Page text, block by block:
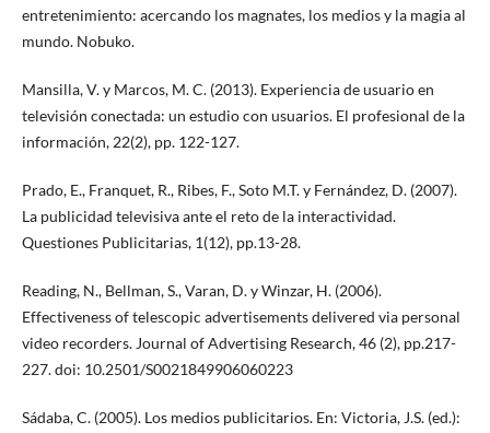
entretenimiento: acercando los magnates, los medios y la magia al
mundo. Nobuko.
Mansilla, V. y Marcos, M. C. (2013). Experiencia de usuario en
televisión conectada: un estudio con usuarios. El profesional de la
información, 22(2), pp. 122-127.
Prado, E., Franquet, R., Ribes, F., Soto M.T. y Fernández, D. (2007).
La publicidad televisiva ante el reto de la interactividad.
Questiones Publicitarias, 1(12), pp.13-28.
Reading, N., Bellman, S., Varan, D. y Winzar, H. (2006).
Effectiveness of telescopic advertisements delivered via personal
video recorders. Journal of Advertising Research, 46 (2), pp.217-
227. doi: 10.2501/S0021849906060223
Sádaba, C. (2005). Los medios publicitarios. En: Victoria, J.S. (ed.):